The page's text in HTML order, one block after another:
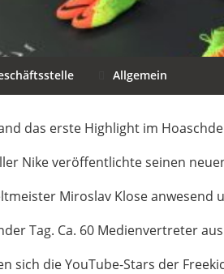
Allgemein
das erste Highlight im
Nike veröffentlichte seinen
Miroslav Klose
Tag. Ca. 60 Medienvertreter
sich die YouTube-Stars der